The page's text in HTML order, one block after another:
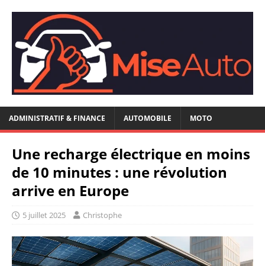
ADMINISTRATIF & FINANCE AUTOMOBILE MOTO
Une recharge électrique en moins
de 10 minutes : une révolution
arrive en Europe
5 juillet 2025 Christophe